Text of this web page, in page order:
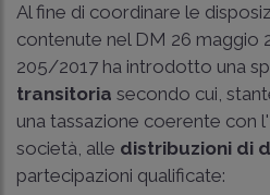
Al fine di coordinare le
contenute nel DM 26 maggio
205/2017 ha introdotto una
transitoria secondo cui,
una tassazione coerente con
società, alle distribuzioni di
partecipazioni qualificate: